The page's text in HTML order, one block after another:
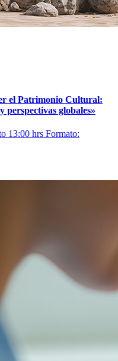
el Patrimonio Cultural:
perspectivas globales»
13:00 hrs Formato: